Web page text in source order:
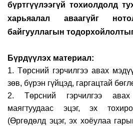
бүртгүүлээгүй тохиолдолд
харьяалал аваагүйг
байгууллагын
Бүрдүүлэх материал:
1. Төрсний гэрчилгээ авах
зөв, бүрэн гүйцэд, гаргацтай
2. Төрсний гэрчилгээ
маягтуудаас эцэг, эх
(Өргөдөлд эцэг, эх хоёулаа